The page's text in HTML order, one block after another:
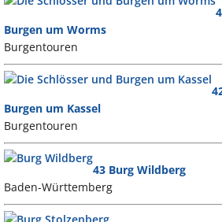
Burgen um Worms
Burgentouren
Burgen um Kassel
Burgentouren
43 Burg Wildberg
Baden-Württemberg